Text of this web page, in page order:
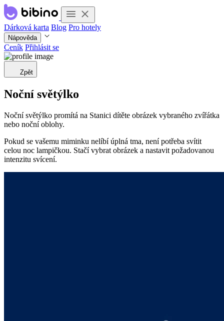
Dárková karta Blog Pro hotely
Nápověda
Ceník Přihlásit se
Zpět
Noční světýlko
Noční světýlko promítá na Stanici dítěte obrázek vybraného zvířátka
nebo noční oblohy.
Pokud se vašemu miminku nelíbí úplná tma, není potřeba svítit
celou noc lampičkou. Stačí vybrat obrázek a nastavit požadovanou
intenzitu svícení.